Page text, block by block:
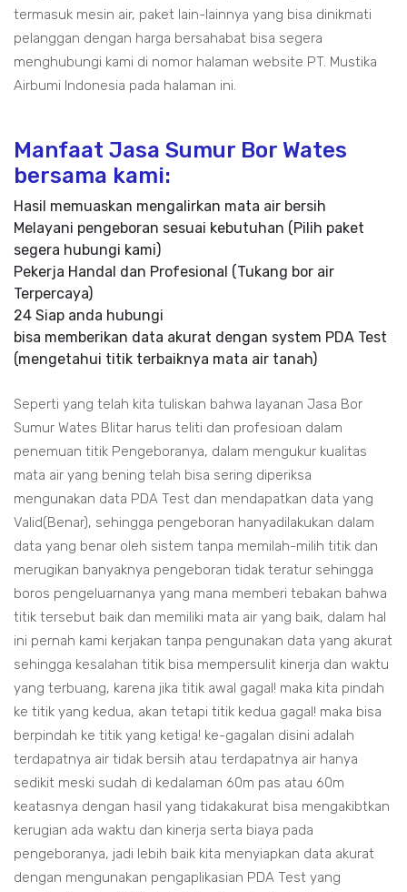
termasuk mesin air, paket lain-lainnya yang bisa dinikmati
pelanggan dengan harga bersahabat bisa segera
menghubungi kami di nomor halaman website PT. Mustika
Airbumi Indonesia pada halaman ini.
Manfaat Jasa Sumur Bor Wates
bersama kami:
Hasil memuaskan mengalirkan mata air bersih
Melayani pengeboran sesuai kebutuhan (Pilih paket
segera hubungi kami)
Pekerja Handal dan Profesional (Tukang bor air
Terpercaya)
24 Siap anda hubungi
bisa memberikan data akurat dengan system PDA Test
(mengetahui titik terbaiknya mata air tanah)
Seperti yang telah kita tuliskan bahwa layanan Jasa Bor
Sumur Wates Blitar harus teliti dan profesioan dalam
penemuan titik Pengeboranya, dalam mengukur kualitas
mata air yang bening telah bisa sering diperiksa
mengunakan data PDA Test dan mendapatkan data yang
Valid(Benar), sehingga pengeboran hanyadilakukan dalam
data yang benar oleh sistem tanpa memilah-milih titik dan
merugikan banyaknya pengeboran tidak teratur sehingga
boros pengeluarnanya yang mana memberi tebakan bahwa
titik tersebut baik dan memiliki mata air yang baik, dalam hal
ini pernah kami kerjakan tanpa pengunakan data yang akurat
sehingga kesalahan titik bisa mempersulit kinerja dan waktu
yang terbuang, karena jika titik awal gagal! maka kita pindah
ke titik yang kedua, akan tetapi titik kedua gagal! maka bisa
berpindah ke titik yang ketiga! ke-gagalan disini adalah
terdapatnya air tidak bersih atau terdapatnya air hanya
sedikit meski sudah di kedalaman 60m pas atau 60m
keatasnya dengan hasil yang tidakakurat bisa mengakibtkan
kerugian ada waktu dan kinerja serta biaya pada
pengeboranya, jadi lebih baik kita menyiapkan data akurat
dengan mengunakan pengaplikasian PDA Test yang